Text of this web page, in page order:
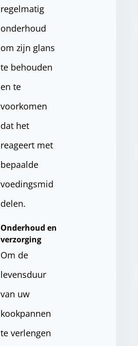
regelmatig
onderhoud
om zijn glans
te behouden
en te
voorkomen
dat het
reageert met
bepaalde
voedingsmid
delen.
Onderhoud en
verzorging
Om de
levensduur
van uw
kookpannen
te verlengen